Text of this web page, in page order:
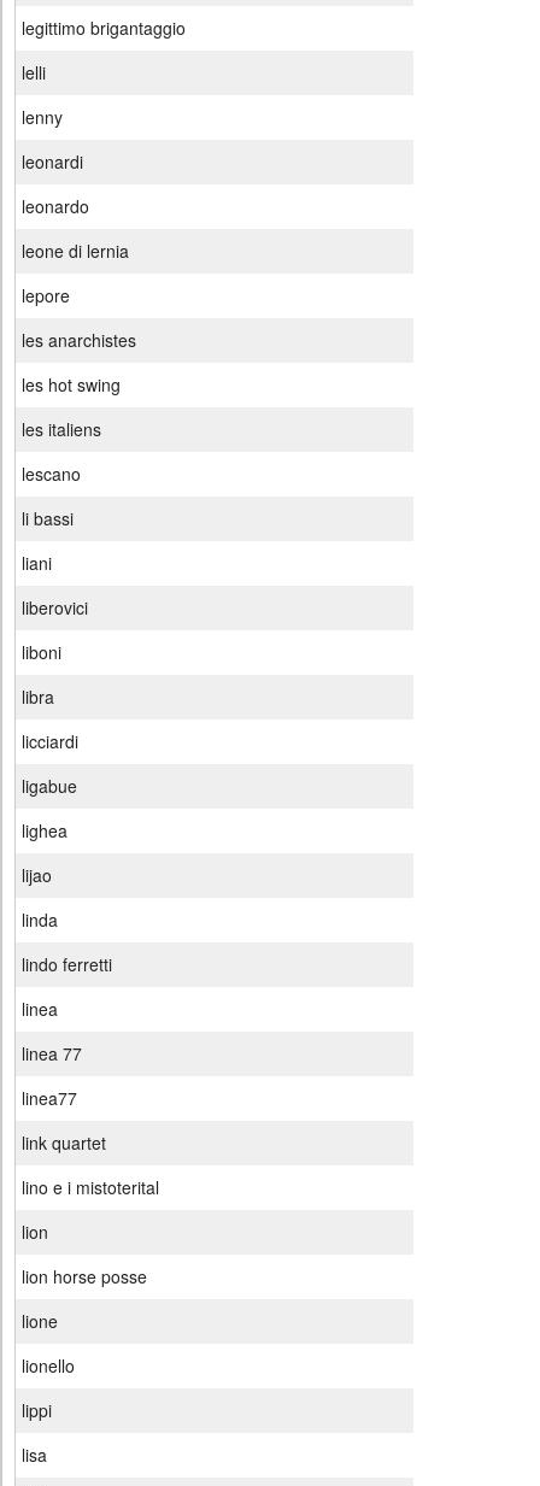
legittimo brigantaggio
lelli
lenny
leonardi
leonardo
leone di lernia
lepore
les anarchistes
les hot swing
les italiens
lescano
li bassi
liani
liberovici
liboni
libra
licciardi
ligabue
lighea
lijao
linda
lindo ferretti
linea
linea 77
linea77
link quartet
lino e i mistoterital
lion
lion horse posse
lione
lionello
lippi
lisa